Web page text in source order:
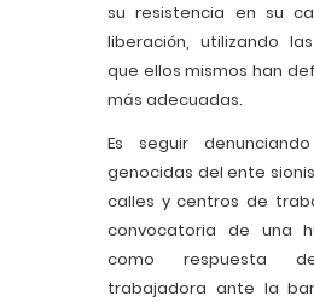
su resistencia en su
liberación, utilizando
que ellos mismos han
más adecuadas.
Es seguir
genocidas del ente
calles y centros de
convocatoria de una
como respuesta
trabajadora ante la